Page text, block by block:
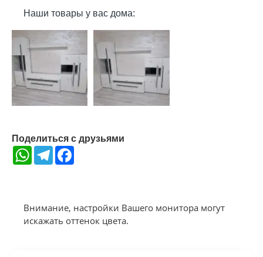
Наши товары у вас дома:
Поделиться с друзьями
WhatsAppTelegram
Внимание, настройки Вашего монитора могут
искажать оттенок цвета.